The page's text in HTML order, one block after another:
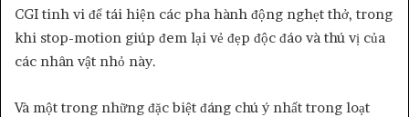
CGI tinh vi để tái hiện các pha hành động nghẹt thở, trong
khi stop-motion giúp đem lại vẻ đẹp độc đáo và thú vị của
các nhân vật nhỏ này.
Và một trong những đặc biệt đáng chú ý nhất trong loạt